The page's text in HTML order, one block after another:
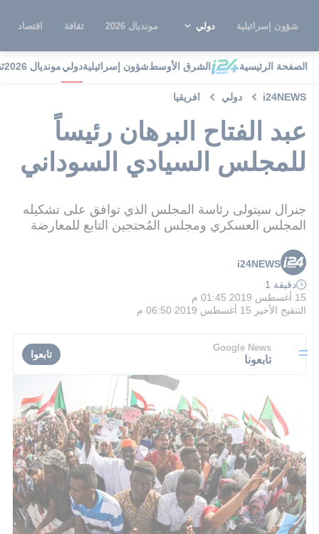
شؤون إسرائيلية دولي مونديال 2026 ثقافة اقتصاد
الصفحة الرئيسية الشرق الأوسطشؤون إسرائيليةدوليمونديال 2026
i24NEWS دولي افريقيا
عبد الفتاح البرهان رئيساً
للمجلس السيادي السوداني
جنرال سيتولى رئاسة المجلس الذي توافق على تشكيله
المجلس العسكري ومجلس المُحتجين التابع للمعارضة
i24NEWS
دقيقة 1
15 أغسطس 2019 01:45 م
التنقيح الأخير 15 أغسطس 2019 06:50 م
Google News
تابعونا تابعوا